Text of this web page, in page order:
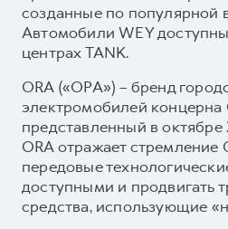
созданные по популярной
Автомобили WEY
центрах TANK.
ORA («ОРА») – бренд
электромобилей
представленный в октябре
ORA отражает стремление
передовые
доступными и продвигать
средства, использующие